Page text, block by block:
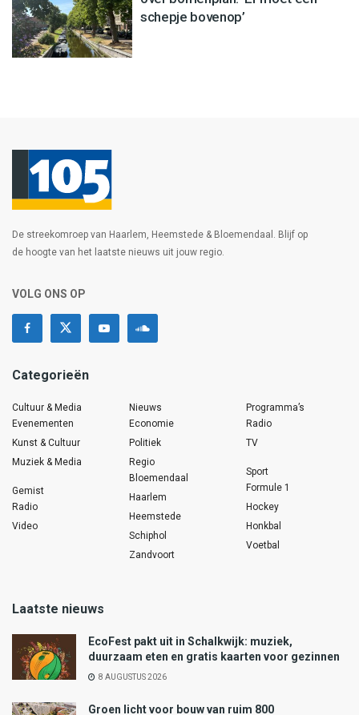
schepje bovenop’
De streekomroep van Haarlem, Heemstede & Bloemendaal. Blijf op
de hoogte van het laatste nieuws uit jouw regio.
VOLG ONS OP
Categorieën
Cultuur & Media
Evenementen
Kunst & Cultuur
Muziek & Media
Gemist
Radio
Video
Nieuws
Economie
Politiek
Regio
Bloemendaal
Haarlem
Heemstede
Schiphol
Zandvoort
Programma’s
Radio
TV
Sport
Formule 1
Hockey
Honkbal
Voetbal
Laatste nieuws
EcoFest pakt uit in Schalkwijk: muziek,
duurzaam eten en gratis kaarten voor gezinnen
8 AUGUSTUS 2026
Groen licht voor bouw van ruim 800